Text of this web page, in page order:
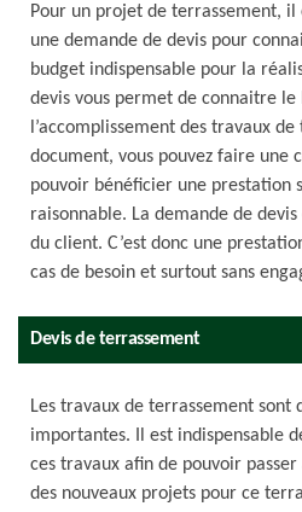
Pour un projet de terrassement,
une demande de devis pour
budget indispensable pour la
devis vous permet de connaitre
l’accomplissement des travaux
document, vous pouvez faire une
pouvoir bénéficier une prestation
raisonnable. La demande de
du client. C’est donc une
cas de besoin et surtout sans
Devis de terrassement
Les travaux de terrassement sont
importantes. Il est indispensable
ces travaux afin de pouvoir
des nouveaux projets pour ce